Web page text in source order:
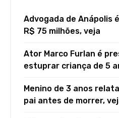
Advogada de Anápolis
R$ 75 milhões, veja
Ator Marco Furlan é
estuprar criança de 5
Menino de 3 anos
pai antes de morrer,